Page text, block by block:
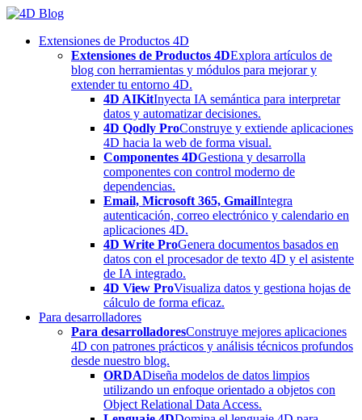
Skip
contentExtensiones de Productos 4D
Extensiones de Productos 4DExplora artículos de
blog con herramientas y módulos para mejorar y
extender tu entorno 4D.
4D AIKitInyecta IA semántica para interpretar
datos y automatizar decisiones.
4D Qodly ProConstruye y extiende aplicaciones
4D hacia la web de forma visual.
Componentes 4DGestiona y desarrolla
componentes con control moderno de
dependencias.
Email, Microsoft 365, GmailIntegra
autenticación, correo electrónico y calendario en
aplicaciones 4D.
4D Write ProGenera documentos basados en
datos con el procesador de texto 4D y el asistente
de IA integrado.
4D View ProVisualiza datos y gestiona hojas de
cálculo de forma eficaz.
Para desarrolladores
Para desarrolladoresConstruye mejores aplicaciones
4D con patrones prácticos y análisis técnicos profundos
desde nuestro blog.
ORDADiseña modelos de datos limpios
utilizando un enfoque orientado a objetos con
Object Relational Data Access.